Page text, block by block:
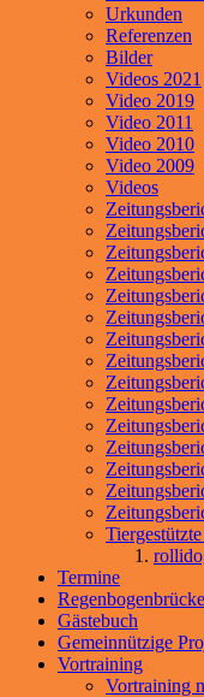
Urkunden
Referenzen
Bilder
Videos 2021
Video 2019
Video 2011
Video 2010
Video 2009
Videos
Termine
Regenbogenbrücke
Gästebuch
Gemeinnützige
Vortraining
Vortraining